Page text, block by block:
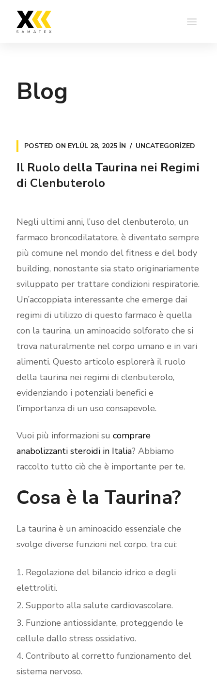
Blog
POSTED ON EYLÜL 28, 2025IN UNCATEGORIZED
Il Ruolo della Taurina nei Regimi
di Clenbuterolo
Negli ultimi anni, l’uso del clenbuterolo, un
farmaco broncodilatatore, è diventato sempre
più comune nel mondo del fitness e del body
building, nonostante sia stato originariamente
sviluppato per trattare condizioni respiratorie.
Un’accoppiata interessante che emerge dai
regimi di utilizzo di questo farmaco è quella
con la taurina, un aminoacido solforato che si
trova naturalmente nel corpo umano e in vari
alimenti. Questo articolo esplorerà il ruolo
della taurina nei regimi di clenbuterolo,
evidenziando i potenziali benefici e
l’importanza di un uso consapevole.
Vuoi più informazioni su comprare
anabolizzanti steroidi in Italia? Abbiamo
raccolto tutto ciò che è importante per te.
Cosa è la Taurina?
La taurina è un aminoacido essenziale che
svolge diverse funzioni nel corpo, tra cui:
Regolazione del bilancio idrico e degli
elettroliti.
Supporto alla salute cardiovascolare.
Funzione antiossidante, proteggendo le
cellule dallo stress ossidativo.
Contributo al corretto funzionamento del
sistema nervoso.